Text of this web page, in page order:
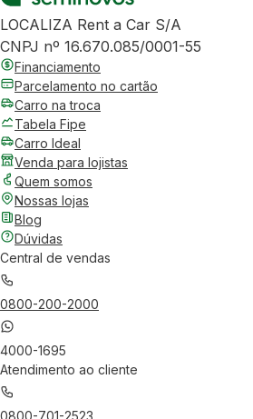
LOCALIZA Rent a Car S/A
CNPJ nº 16.670.085/0001-55
Financiamento
Parcelamento no cartão
Carro na troca
Tabela Fipe
Carro Ideal
Venda para lojistas
Quem somos
Nossas lojas
Blog
Dúvidas
Central de vendas
0800-200-2000
4000-1695
Atendimento ao cliente
0800-701-2523